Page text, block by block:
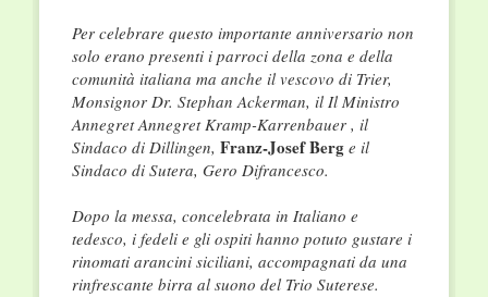
Per celebrare questo importante anniversario non
solo erano presenti i parroci della zona e della
comunità italiana ma anche il vescovo di Trier,
Monsignor Dr. Stephan Ackerman, il Il Ministro
Annegret Annegret Kramp-Karrenbauer , il
Sindaco di Dillingen, Franz-Josef Berge il
Sindaco di Sutera, Gero Difrancesco.
Dopo la messa, concelebrata in Italiano e
tedesco, i fedeli e gli ospiti hanno potuto gustare i
rinomati arancini siciliani, accompagnati da una
rinfrescante birra al suono del Trio Suterese.